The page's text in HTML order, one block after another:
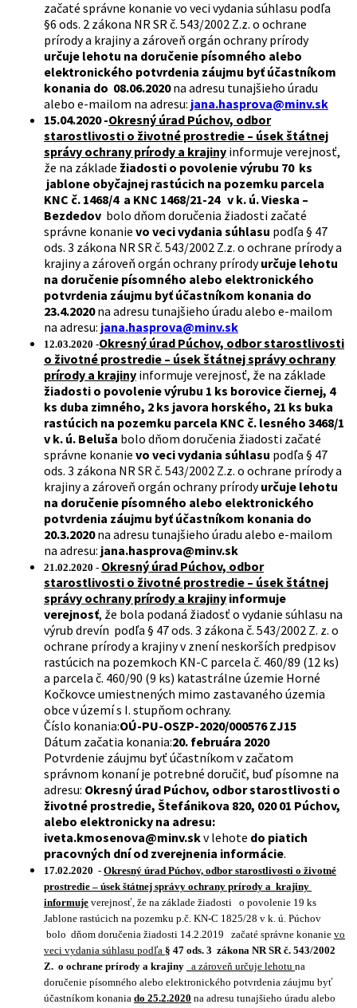
začaté správne konanie vo veci vydania súhlasu podľa
§6 ods. 2 zákona NR SR č. 543/2002 Z.z. o ochrane
prírody a krajiny a zároveň orgán ochrany prírody
určuje lehotu na doručenie písomného alebo
elektronického potvrdenia záujmu byť účastníkom
konania do 08.06.2020na adresu tunajšieho úradu
alebo e-mailom na adresu: jana.hasprova@minv.sk
15.04.2020 -Okresný úrad Púchov, odbor
starostlivosti o životné prostredie – úsek štátnej
správy ochrany prírody a krajiny informuje verejnosť,
že na základe žiadosti o povolenie výrubu 70 ks
jablone obyčajnej rastúcich na pozemku parcela
KNC č. 1468/4 a KNC 1468/21-24 v k. ú. Vieska –
Bezdedov bolo dňom doručenia žiadosti začaté
správne konanie vo veci vydania súhlasu podľa § 47
ods. 3 zákona NR SR č. 543/2002 Z.z. o ochrane prírody a
krajiny a zároveň orgán ochrany prírodyurčuje lehotu
na doručenie písomného alebo elektronického
potvrdenia záujmu byť účastníkom konania do
23.4.2020na adresu tunajšieho úradu alebo e-mailom
na adresu: jana.hasprova@minv.sk
12.03.2020 -Okresný úrad Púchov, odbor starostlivosti
o životné prostredie – úsek štátnej správy ochrany
prírody a krajiny informuje verejnosť, že na základe
žiadosti o povolenie výrubu 1 ks borovice čiernej, 4
ks duba zimného, 2 ks javora horského, 21 ks buka
rastúcich na pozemku parcela KNC č. lesného 3468/1
v k. ú. Beluša bolo dňom doručenia žiadosti začaté
správne konanie vo veci vydania súhlasu podľa § 47
ods. 3 zákona NR SR č. 543/2002 Z.z. o ochrane prírody a
krajiny a zároveň orgán ochrany prírodyurčuje lehotu
na doručenie písomného alebo elektronického
potvrdenia záujmu byť účastníkom konania do
20.3.2020na adresu tunajšieho úradu alebo e-mailom
na adresu: jana.hasprova@minv.sk
21.02.2020 - Okresný úrad Púchov, odbor
starostlivosti o životné prostredie – úsek štátnej
správy ochrany prírody a krajiny informuje
verejnosť, že bola podaná žiadosť o vydanie súhlasu na
výrub drevín podľa § 47 ods. 3 zákona č. 543/2002 Z. z. o
ochrane prírody a krajiny v znení neskorších predpisov
rastúcich na pozemkoch KN-C parcela č. 460/89 (12 ks)
a parcela č. 460/90 (9 ks) katastrálne územie Horné
Kočkovce umiestnených mimo zastavaného územia
obce v území s I. stupňom ochrany.
Číslo konania:OÚ-PU-OSZP-2020/000576 ZJ15
Dátum začatia konania:20. februára 2020
Potvrdenie záujmu byť účastníkom v začatom
správnom konaní je potrebné doručiť, buď písomne na
adresu: Okresný úrad Púchov, odbor starostlivosti o
životné prostredie, Štefánikova 820, 020 01 Púchov,
alebo elektronicky na adresu:
iveta.kmosenova@minv.skv lehote do piatich
pracovných dní od zverejnenia informácie.
17.02.2020 - Okresný úrad Púchov, odbor starostlivosti o životné
prostredie – úsek štátnej správy ochrany prírody a krajiny
informuje verejnosť, že na základe žiadosti o povolenie 19 ks
Jablone rastúcich na pozemku p.č. KN-C 1825/28 v k. ú. Púchov
bolo dňom doručenia žiadosti 14.2.2019 začaté správne konanie vo
veci vydania súhlasu podľa § 47 ods. 3 zákona NR SR č. 543/2002
Z. o ochrane prírody a krajiny
a zároveň určuje lehotu na
doručenie písomného alebo elektronického potvrdenia záujmu byť
účastníkom konania do 25.2.2020 na adresu tunajšieho úradu alebo